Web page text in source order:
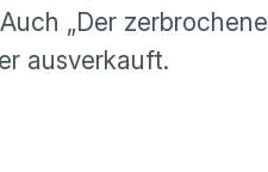
„Der zerbrochene
ausverkauft.